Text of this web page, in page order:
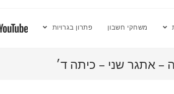
משחקי חשבון פתרון בגרויות
– אתגר שני – כיתה ד׳